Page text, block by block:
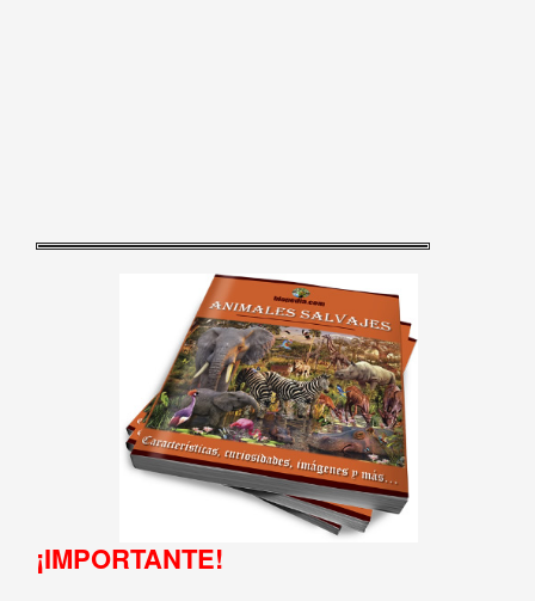
¡IMPORTANTE!